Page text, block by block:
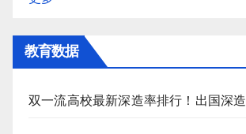
教育数据
双一流高校最新深造率排行！出国深造